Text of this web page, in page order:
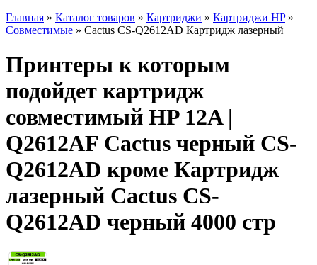
Главная » Каталог товаров » Картриджи » Картриджи HP»
Совместимые » Cactus CS-Q2612AD Картридж лазерный
Принтеры к которым
подойдет картридж
совместимый HP 12A |
Q2612AF Cactus черный CS-
Q2612AD кроме Картридж
лазерный Cactus CS-
Q2612AD черный 4000 стр